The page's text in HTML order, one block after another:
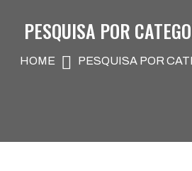
PESQUISA POR
HOME PESQUISA POR